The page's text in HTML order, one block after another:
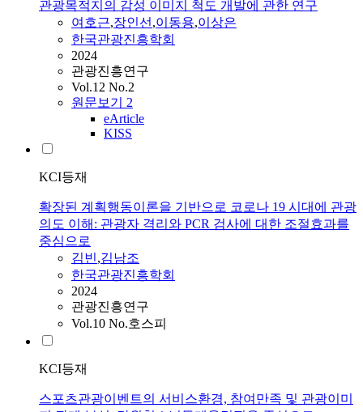
관광목적지의 감성 이미지 척도 개발에 관한 연구
여호근,장인선,이동용,이상은
한국관광진흥학회
2024
관광진흥연구
Vol.12 No.2
원문보기 2
eArticle
KISS
KCI등재
확장된 계획행동이론을 기반으로 코로나 19 시대에 관광
의도 이해: 관광자 격리와 PCR 검사에 대한 조절효과를
중심으로
김빈,김남조
한국관광진흥학회
2024
관광진흥연구
Vol.10 No.호스피
KCI등재
스포츠관광이벤트의 서비스환경, 참여만족 및 관광이미